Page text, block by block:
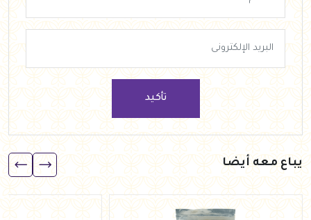
تأكيد
يباع معه أيضا